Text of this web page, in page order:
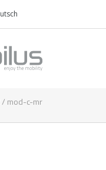
/ mod-c-mr